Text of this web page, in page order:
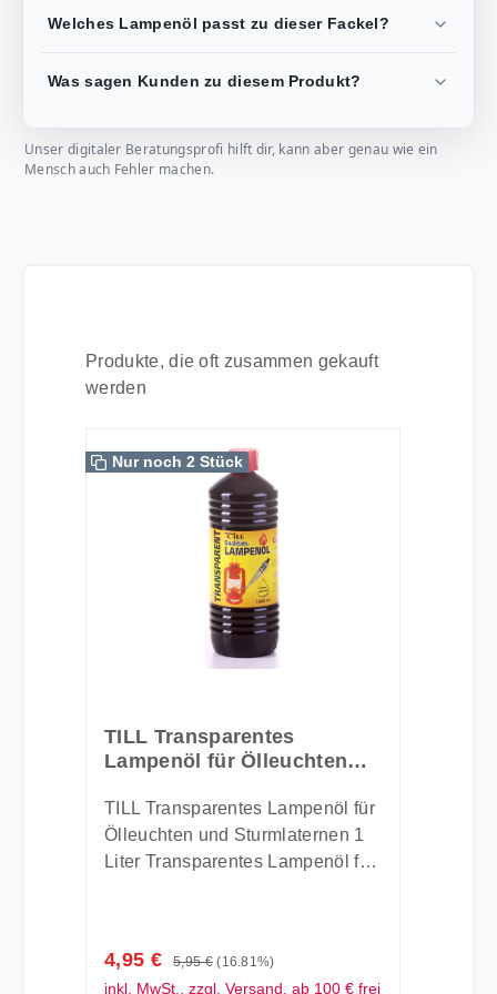
Welches Lampenöl passt zu dieser Fackel?
Was sagen Kunden zu diesem Produkt?
Unser digitaler Beratungsprofi hilft dir, kann aber genau wie ein
Mensch auch Fehler machen.
Produktgalerie überspringen
Produkte, die oft zusammen gekauft
werden
Nur noch 2 Stück
TILL Transparentes
Lampenöl für Ölleuchten
TILL Transparentes Lampenöl für
Ölleuchten und Sturmlaternen 1
Liter Transparentes Lampenöl für
nahezu geruchsneutral sehr
Verkaufspreis:
4,95 € Regulärer Preis:
5,95 € (16.81%)
inkl. MwSt., zzgl. Versand, ab 100 € frei